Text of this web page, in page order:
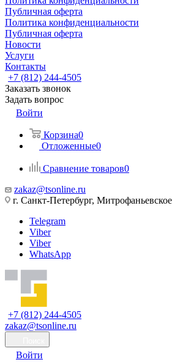
Публичная оферта
Политика конфиденциальности
Публичная оферта
Новости
Услуги
Контакты
+7 (812) 244-4505
Заказать звонок
Задать вопрос
Войти
Корзина0
Отложенные0
Сравнение товаров0
zakaz@tsonline.ru
г. Санкт-Петербург,
Telegram
Viber
Viber
WhatsApp
+7 (812) 244-4505
zakaz@tsonline.ru
Войти